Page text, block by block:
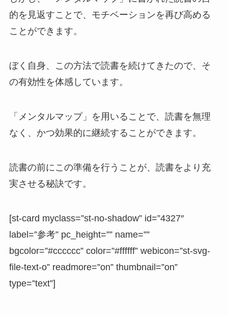
的を見返すことで、モチベーションを再び高める
ことができます。
ぼく自身、この方法で読書を続けてきたので、そ
の有効性を体感しています。
「メンタルマップ」を用いることで、読書を無理
なく、かつ効果的に継続することができます。
読書の前にこの準備を行うことが、読書をより充
実させる秘訣です。
[st-card myclass=”st-no-shadow” id=”4327″
label=”参考” pc_height=”” name=””
bgcolor=”#cccccc” color=”#ffffff” webicon=”st-svg-
file-text-o” readmore=”on” thumbnail=”on”
type=”text”]